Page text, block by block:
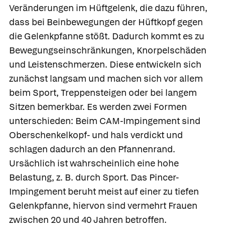
Veränderungen im Hüftgelenk, die dazu führen,
dass bei Beinbewegungen der Hüftkopf gegen
die Gelenkpfanne stößt. Dadurch kommt es zu
Bewegungseinschränkungen, Knorpelschäden
und Leistenschmerzen. Diese entwickeln sich
zunächst langsam und machen sich vor allem
beim Sport, Treppensteigen oder bei langem
Sitzen bemerkbar. Es werden zwei Formen
unterschieden: Beim CAM-Impingement sind
Oberschenkelkopf- und hals verdickt und
schlagen dadurch an den Pfannenrand.
Ursächlich ist wahrscheinlich eine hohe
Belastung, z. B. durch Sport. Das Pincer-
Impingement beruht meist auf einer zu tiefen
Gelenkpfanne, hiervon sind vermehrt Frauen
zwischen 20 und 40 Jahren betroffen.